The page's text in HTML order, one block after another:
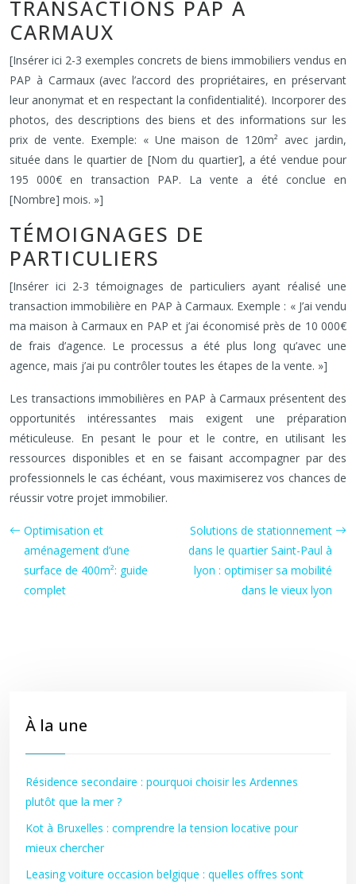
TRANSACTIONS PAP À
CARMAUX
[Insérer ici 2-3 exemples concrets de biens immobiliers vendus en
PAP à Carmaux (avec l’accord des propriétaires, en préservant
leur anonymat et en respectant la confidentialité). Incorporer des
photos, des descriptions des biens et des informations sur les
prix de vente. Exemple: « Une maison de 120m² avec jardin,
située dans le quartier de [Nom du quartier], a été vendue pour
195 000€ en transaction PAP. La vente a été conclue en
[Nombre] mois. »]
TÉMOIGNAGES DE
PARTICULIERS
[Insérer ici 2-3 témoignages de particuliers ayant réalisé une
transaction immobilière en PAP à Carmaux. Exemple : « J’ai vendu
ma maison à Carmaux en PAP et j’ai économisé près de 10 000€
de frais d’agence. Le processus a été plus long qu’avec une
agence, mais j’ai pu contrôler toutes les étapes de la vente. »]
Les transactions immobilières en PAP à Carmaux présentent des
opportunités intéressantes mais exigent une préparation
méticuleuse. En pesant le pour et le contre, en utilisant les
ressources disponibles et en se faisant accompagner par des
professionnels le cas échéant, vous maximiserez vos chances de
réussir votre projet immobilier.
Optimisation et
aménagement d’une
surface de 400m²: guide
complet
Solutions de stationnement
dans le quartier Saint-Paul à
lyon : optimiser sa mobilité
dans le vieux lyon
À la une
Résidence secondaire : pourquoi choisir les Ardennes
plutôt que la mer ?
Kot à Bruxelles : comprendre la tension locative pour
mieux chercher
Leasing voiture occasion belgique : quelles offres sont